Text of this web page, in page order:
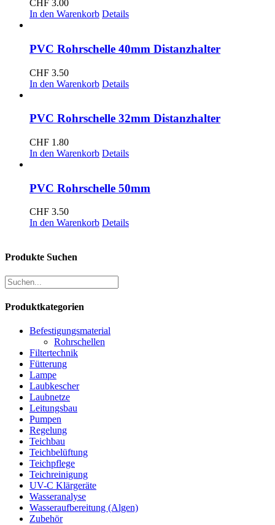
CHF 3.00
In den Warenkorb Details
PVC Rohrschelle 40mm Distanzhalter
CHF 3.50
In den Warenkorb Details
PVC Rohrschelle 32mm Distanzhalter
CHF 1.80
In den Warenkorb Details
PVC Rohrschelle 50mm
CHF 3.50
In den Warenkorb Details
Produkte Suchen
Produktkategorien
Befestigungsmaterial
Rohrschellen
Filtertechnik
Fütterung
Lampe
Laubkescher
Laubnetze
Leitungsbau
Pumpen
Regelung
Teichbau
Teichbelüftung
Teichpflege
Teichreinigung
UV-C Klärgeräte
Wasseranalyse
Wasseraufbereitung (Algen)
Zubehör